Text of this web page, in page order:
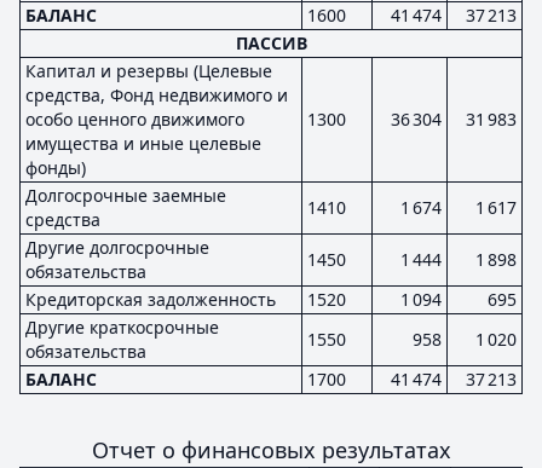
БАЛАНС
1600 41 474
37 213
ПАССИВ
Капитал и резервы (Целевые
средства, Фонд недвижимого и
особо ценного движимого
имущества и иные целевые
фонды)
1300 36 304 31 983
Долгосрочные заемные
средства
1410 1 674
1 617
Другие долгосрочные
обязательства
1450 1 444
1 898
Кредиторская задолженность
1520 1 094
695
Другие краткосрочные
обязательства
1550 958
1 020
БАЛАНС
1700 41 474 37 213
Отчет о финансовых результатах